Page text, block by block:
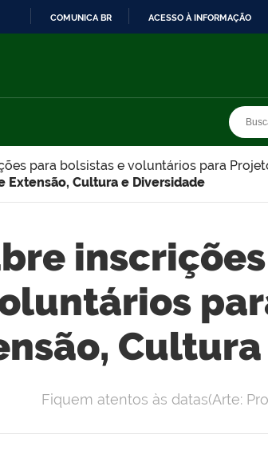
COMUNICA BR ACESSO À INFORMAÇÃO
para bolsistas e voluntários para
Extensão, Cultura e Diversidade
Fiquem atentos às datas(Arte: